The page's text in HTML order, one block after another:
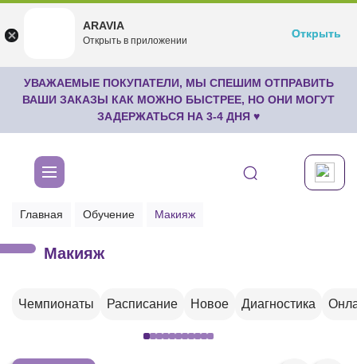
undefined
Бесплатноru.aravia.new
Открыть
УВАЖАЕМЫЕ ПОКУПАТЕЛИ, МЫ СПЕШИМ ОТПРАВИТЬ
ВАШИ ЗАКАЗЫ КАК МОЖНО БЫСТРЕЕ, НО ОНИ МОГУТ
ЗАДЕРЖАТЬСЯ НА 3-4 ДНЯ ♥
Главная Обучение Макияж
Макияж
Чемпионаты Расписание Новое Диагностика
ARAVIA
Открыть в приложении
Открыть